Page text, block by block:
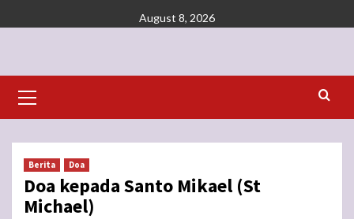
to
August 8, 2026
Menu
Berita Doa
Doa kepada Santo Mikael (St
Michael)